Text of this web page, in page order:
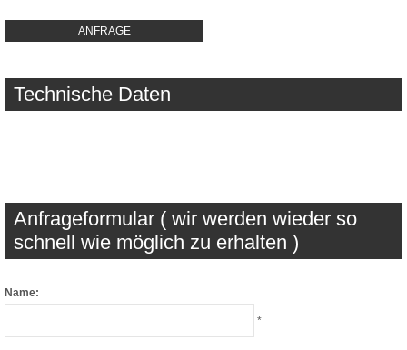
ANFRAGE
Technische Daten
Anfrageformular ( wir werden wieder so
schnell wie möglich zu erhalten )
Name:
*